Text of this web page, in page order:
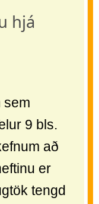
hjá
sem
9 bls.
að
er
tengd